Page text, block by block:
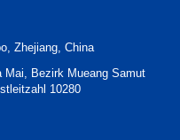
Zhejiang, China
Mai, Bezirk Mueang Samut
10280